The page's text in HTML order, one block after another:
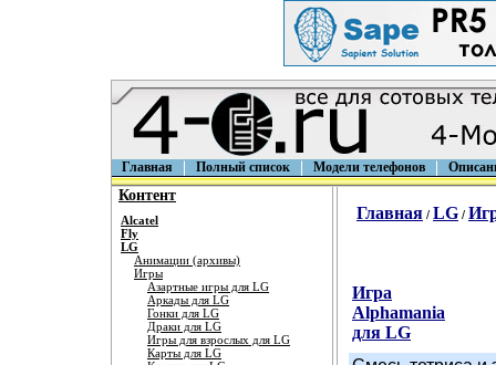
Главная Полный список Модели телефонов
Контент
Alcatel
Fly
LG
Анимации (архивы)
Игры
Азартные игры для LG
Аркады для LG
Гонки для LG
Драки для LG
Игры для взрослых для LG
Карты для LG
Главная / LG /
Игра
Alphamania
для LG